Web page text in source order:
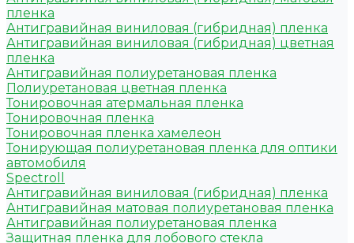
пленка
Антигравийная виниловая (гибридная) пленка
Антигравийная виниловая (гибридная) цветная
пленка
Антигравийная полиуретановая пленка
Полиуретановая цветная пленка
Тонировочная атермальная пленка
Тонировочная пленка
Тонировочная пленка хамелеон
Тонирующая полиуретановая пленка для оптики
автомобиля
Spectroll
Антигравийная виниловая (гибридная) пленка
Антигравийная матовая полиуретановая пленка
Антигравийная полиуретановая пленка
Защитная пленка для лобового стекла